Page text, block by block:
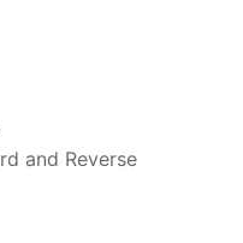
and Reverse